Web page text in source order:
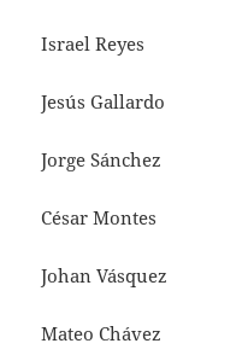
Israel Reyes
Jesús Gallardo
Jorge Sánchez
César Montes
Johan Vásquez
Mateo Chávez